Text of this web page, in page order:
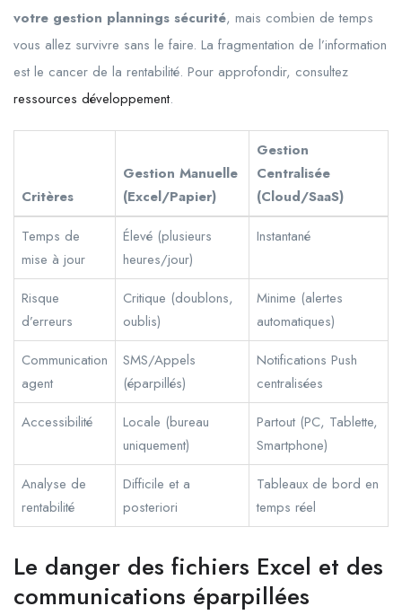
votre gestion plannings sécurité, mais combien de temps
vous allez survivre sans le faire. La fragmentation de l’information
est le cancer de la rentabilité. Pour approfondir, consultez
ressources développement.
Critères
Gestion Manuelle
(Excel/Papier)
Gestion
Centralisée
(Cloud/SaaS)
Temps de
mise à jour
Élevé (plusieurs
heures/jour)
Instantané
Risque
d’erreurs
Critique (doublons,
oublis)
Minime (alertes
automatiques)
Communication
agent
SMS/Appels
(éparpillés)
Notifications Push
centralisées
Accessibilité
Locale (bureau
uniquement)
Partout (PC, Tablette,
Smartphone)
Analyse de
rentabilité
Difficile et a
posteriori
Tableaux de bord en
temps réel
Le danger des fichiers Excel et des
communications éparpillées